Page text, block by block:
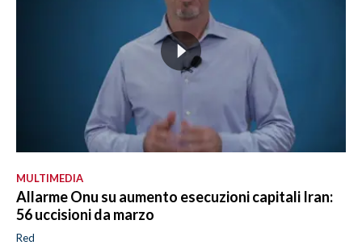
MULTIMEDIA
Allarme Onu su aumento esecuzioni capitali Iran:
56 uccisioni da marzo
Red